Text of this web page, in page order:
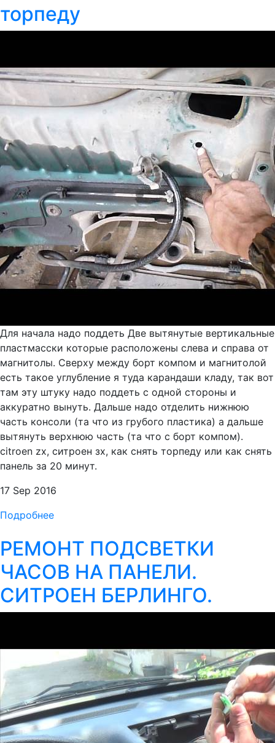
торпеду
Для начала надо поддеть Две вытянутые вертикальные
пластмасски которые расположены слева и справа от
магнитолы. Сверху между борт компом и магнитолой
есть такое углубление я туда карандаши кладу, так вот
там эту штуку надо поддеть с одной стороны и
аккуратно вынуть. Дальше надо отделить нижнюю
часть консоли (та что из грубого пластика) а дальше
вытянуть верхнюю часть (та что с борт компом).
citroen zx, ситроен зх, как снять торпеду или как снять
панель за 20 минут.
17 Sep 2016
Подробнее
РЕМОНТ ПОДСВЕТКИ
ЧАСОВ НА ПАНЕЛИ.
СИТРОЕН БЕРЛИНГО.